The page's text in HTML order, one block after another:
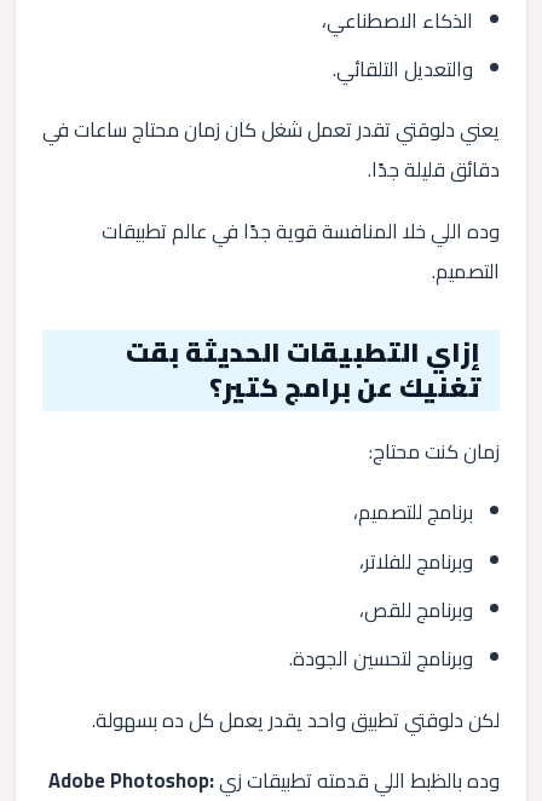
الذكاء الاصطناعي،
والتعديل التلقائي.
يعني دلوقتي تقدر تعمل شغل كان زمان محتاج ساعات في
دقائق قليلة جدًا.
وده اللي خلا المنافسة قوية جدًا في عالم تطبيقات
التصميم.
إزاي التطبيقات الحديثة بقت
تغنيك عن برامج كتير؟
زمان كنت محتاج:
برنامج للتصميم،
وبرنامج للفلاتر،
وبرنامج للقص،
وبرنامج لتحسين الجودة.
لكن دلوقتي تطبيق واحد يقدر يعمل كل ده بسهولة.
وده بالظبط اللي قدمته تطبيقات زيAdobe Photoshop: